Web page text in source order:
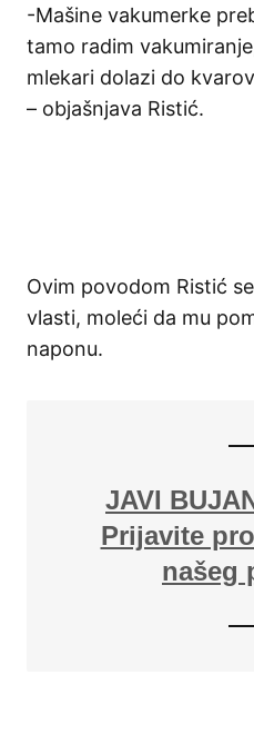
-Mašine vakumerke
tamo radim
mlekari dolazi do
– objašnjava Ristić.
Ovim povodom Ristić
vlasti, moleći da mu
naponu.
JAVI
Prijavite
našeg